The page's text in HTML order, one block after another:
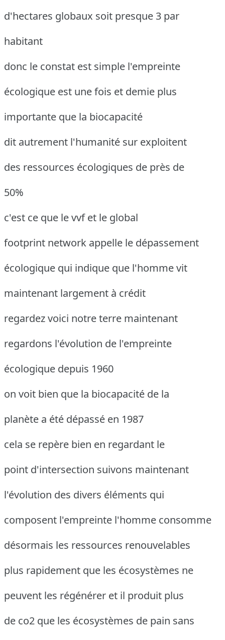
d'hectares globaux soit presque 3 par
habitant
donc le constat est simple l'empreinte
écologique est une fois et demie plus
importante que la biocapacité
dit autrement l'humanité sur exploitent
des ressources écologiques de près de
50%
c'est ce que le vvf et le global
footprint network appelle le dépassement
écologique qui indique que l'homme vit
maintenant largement à crédit
regardez voici notre terre maintenant
regardons l'évolution de l'empreinte
écologique depuis 1960
on voit bien que la biocapacité de la
planète a été dépassé en 1987
cela se repère bien en regardant le
point d'intersection suivons maintenant
l'évolution des divers éléments qui
composent l'empreinte l'homme consomme
désormais les ressources renouvelables
plus rapidement que les écosystèmes ne
peuvent les régénérer et il produit plus
de co2 que les écosystèmes de pain sans